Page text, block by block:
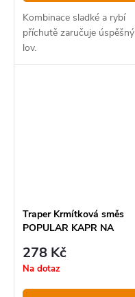
Kombinace sladké a rybí
příchutě zaručuje úspěšný
lov.
Traper Krmítková směs
POPULAR KAPR NA
278 Kč
Na dotaz